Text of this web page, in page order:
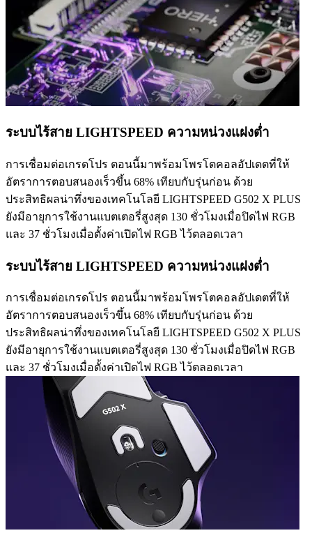
ระบบไร้สาย LIGHTSPEED ความหน่วงแฝงต่ำ
การเชื่อมต่อเกรดโปร ตอนนี้มาพร้อมโพรโตคอลอัปเดตที่ให้
อัตราการตอบสนองเร็วขึ้น 68% เทียบกับรุ่นก่อน ด้วย
ประสิทธิผลน่าทึ่งของเทคโนโลยี LIGHTSPEED G502 X PLUS
ยังมีอายุการใช้งานแบตเตอรี่สูงสุด 130 ชั่วโมงเมื่อปิดไฟ RGB
และ 37 ชั่วโมงเมื่อตั้งค่าเปิดไฟ RGB ไว้ตลอดเวลา
ระบบไร้สาย LIGHTSPEED ความหน่วงแฝงต่ำ
การเชื่อมต่อเกรดโปร ตอนนี้มาพร้อมโพรโตคอลอัปเดตที่ให้
อัตราการตอบสนองเร็วขึ้น 68% เทียบกับรุ่นก่อน ด้วย
ประสิทธิผลน่าทึ่งของเทคโนโลยี LIGHTSPEED G502 X PLUS
ยังมีอายุการใช้งานแบตเตอรี่สูงสุด 130 ชั่วโมงเมื่อปิดไฟ RGB
และ 37 ชั่วโมงเมื่อตั้งค่าเปิดไฟ RGB ไว้ตลอดเวลา